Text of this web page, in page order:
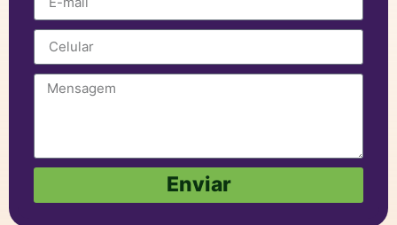
Enviar